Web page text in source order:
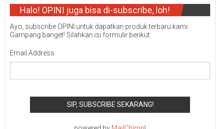
Halo! OPINI juga bisa di-subscribe, loh!
Ayo, subscribe OPINI untuk dapatkan produk terbaru kami.
Gampang banget! Silahkan isi formulir berikut:
Email Address